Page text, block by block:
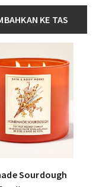
KE TAS
Sourdough